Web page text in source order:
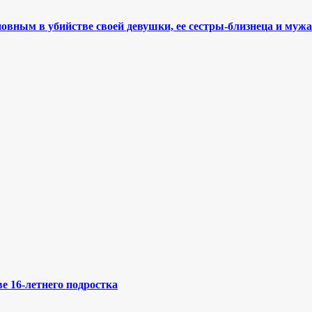
в убийстве своей девушки, ее сестры-близнеца и
16-летнего подростка